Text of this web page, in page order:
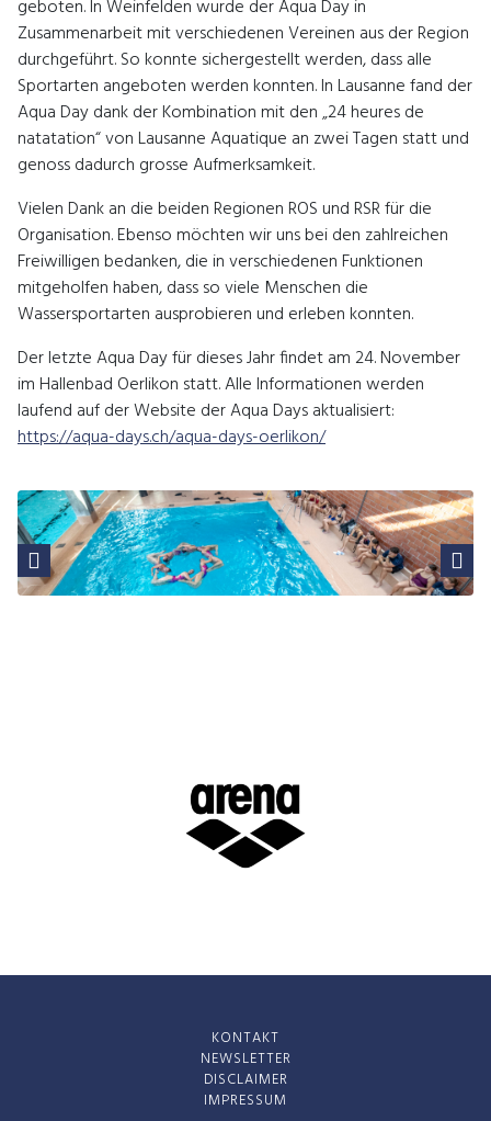
geboten. In Weinfelden wurde der Aqua Day in
Zusammenarbeit mit verschiedenen Vereinen aus der Region
durchgeführt. So konnte sichergestellt werden, dass alle
Sportarten angeboten werden konnten. In Lausanne fand der
Aqua Day dank der Kombination mit den „24 heures de
natatation“ von Lausanne Aquatique an zwei Tagen statt und
genoss dadurch grosse Aufmerksamkeit.
Vielen Dank an die beiden Regionen ROS und RSR für die
Organisation. Ebenso möchten wir uns bei den zahlreichen
Freiwilligen bedanken, die in verschiedenen Funktionen
mitgeholfen haben, dass so viele Menschen die
Wassersportarten ausprobieren und erleben konnten.
Der letzte Aqua Day für dieses Jahr findet am 24. November
im Hallenbad Oerlikon statt. Alle Informationen werden
laufend auf der Website der Aqua Days aktualisiert:
https://aqua-days.ch/aqua-days-oerlikon/
KONTAKT
NEWSLETTER
DISCLAIMER
IMPRESSUM